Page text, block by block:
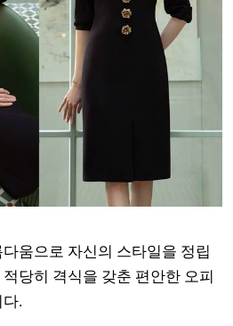
움으로 자신의 스타일을 정립
당히 격식을 갖춘 편안한 오피
.